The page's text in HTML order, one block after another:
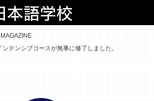
テンシブコースが無事に修了しました。